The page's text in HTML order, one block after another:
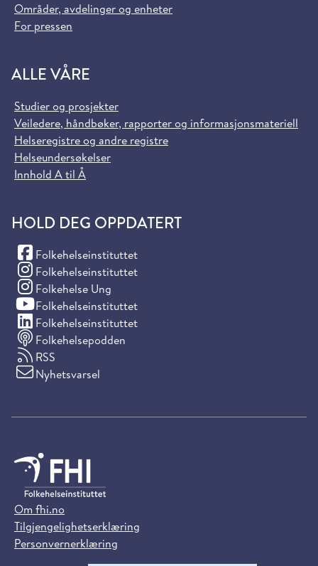
Områder, avdelinger og enheter
For pressen
ALLE VÅRE
Studier og prosjekter
Veiledere, håndbøker, rapporter og informasjonsmateriell
Helseregistre og andre registre
Helseundersøkelser
Innhold A til Å
HOLD DEG OPPDATERT
Folkehelseinstituttet
(Facebook)
Folkehelseinstituttet
(Instagram)
Folkehelse Ung
(Instagram)
Folkehelseinstituttet
(YouTube)
Folkehelseinstituttet
(LinkedIn)
Folkehelsepodden
RSS
Nyhetsvarsel
Om fhi.no
Tilgjengelighetserklæring
Personvernerklæring